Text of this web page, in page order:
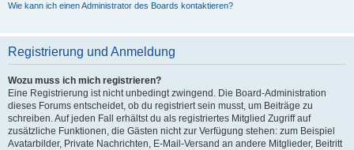
Wie kann ich einen Administrator des Boards kontaktieren?
Registrierung und Anmeldung
Wozu muss ich mich registrieren?
Eine Registrierung ist nicht unbedingt zwingend. Die Board-Administration
dieses Forums entscheidet, ob du registriert sein musst, um Beiträge zu
schreiben. Auf jeden Fall erhältst du als registriertes Mitglied Zugriff auf
zusätzliche Funktionen, die Gästen nicht zur Verfügung stehen: zum Beispiel
Avatarbilder, Private Nachrichten, E-Mail-Versand an andere Mitglieder, Beitritt